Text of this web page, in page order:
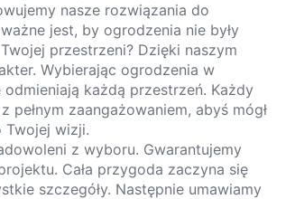
nasze rozwiązania do
jest, by ogrodzenia nie były
przestrzeni? Dzięki naszym
Wybierając ogrodzenia w
każdą przestrzeń. Każdy
zaangażowaniem, abyś mógł
Twojej wizji.
z wyboru. Gwarantujemy
Cała przygoda zaczyna się
szczegóły. Następnie umawiamy